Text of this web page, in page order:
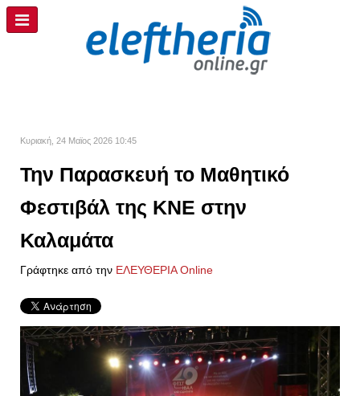
Κυριακή, 24 Μαϊος 2026 10:45
Την Παρασκευή το Μαθητικό
Φεστιβάλ της ΚΝΕ στην
Καλαμάτα
Γράφτηκε από την ΕΛΕΥΘΕΡΙΑ Online